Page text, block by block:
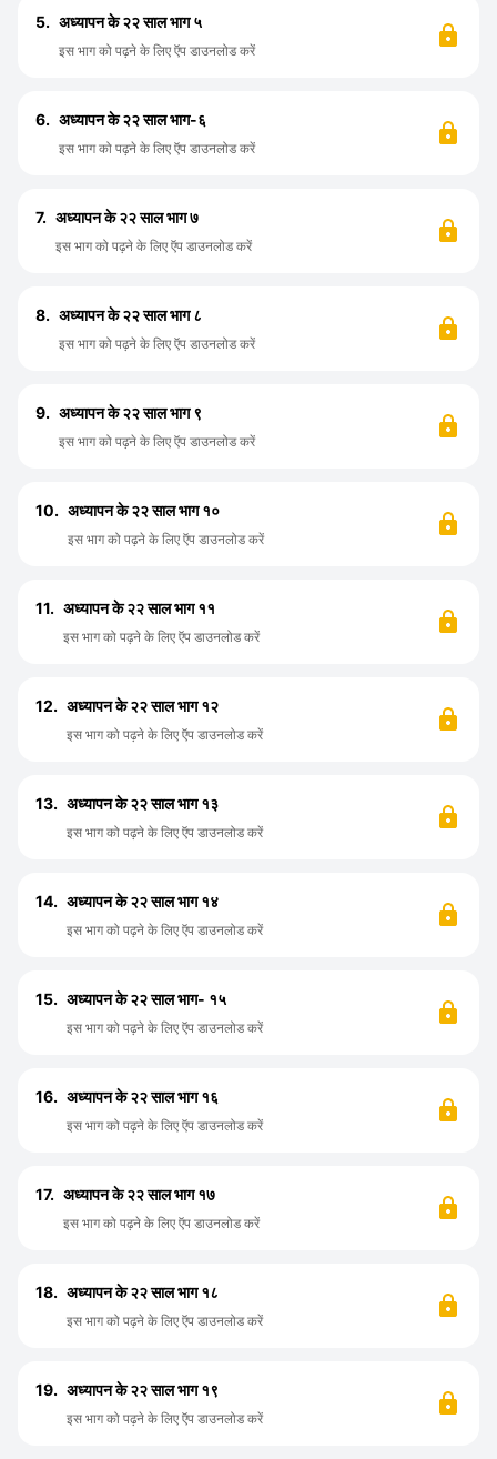
5. अध्यापन के २२ साल भाग ५
इस भाग को पढ़ने के लिए ऍप डाउनलोड करें
6. अध्यापन के २२ साल भाग-६
इस भाग को पढ़ने के लिए ऍप डाउनलोड करें
7. अध्यापन के २२ साल भाग ७
इस भाग को पढ़ने के लिए ऍप डाउनलोड करें
8. अध्यापन के २२ साल भाग ८
इस भाग को पढ़ने के लिए ऍप डाउनलोड करें
9. अध्यापन के २२ साल भाग ९
इस भाग को पढ़ने के लिए ऍप डाउनलोड करें
10. अध्यापन के २२ साल भाग १०
इस भाग को पढ़ने के लिए ऍप डाउनलोड करें
11. अध्यापन के २२ साल भाग ११
इस भाग को पढ़ने के लिए ऍप डाउनलोड करें
12. अध्यापन के २२ साल भाग १२
इस भाग को पढ़ने के लिए ऍप डाउनलोड करें
13. अध्यापन के २२ साल भाग १३
इस भाग को पढ़ने के लिए ऍप डाउनलोड करें
14. अध्यापन के २२ साल भाग १४
इस भाग को पढ़ने के लिए ऍप डाउनलोड करें
15. अध्यापन के २२ साल भाग- १५
इस भाग को पढ़ने के लिए ऍप डाउनलोड करें
16. अध्यापन के २२ साल भाग १६
इस भाग को पढ़ने के लिए ऍप डाउनलोड करें
17. अध्यापन के २२ साल भाग १७
इस भाग को पढ़ने के लिए ऍप डाउनलोड करें
18. अध्यापन के २२ साल भाग १८
इस भाग को पढ़ने के लिए ऍप डाउनलोड करें
19. अध्यापन के २२ साल भाग १९
इस भाग को पढ़ने के लिए ऍप डाउनलोड करें